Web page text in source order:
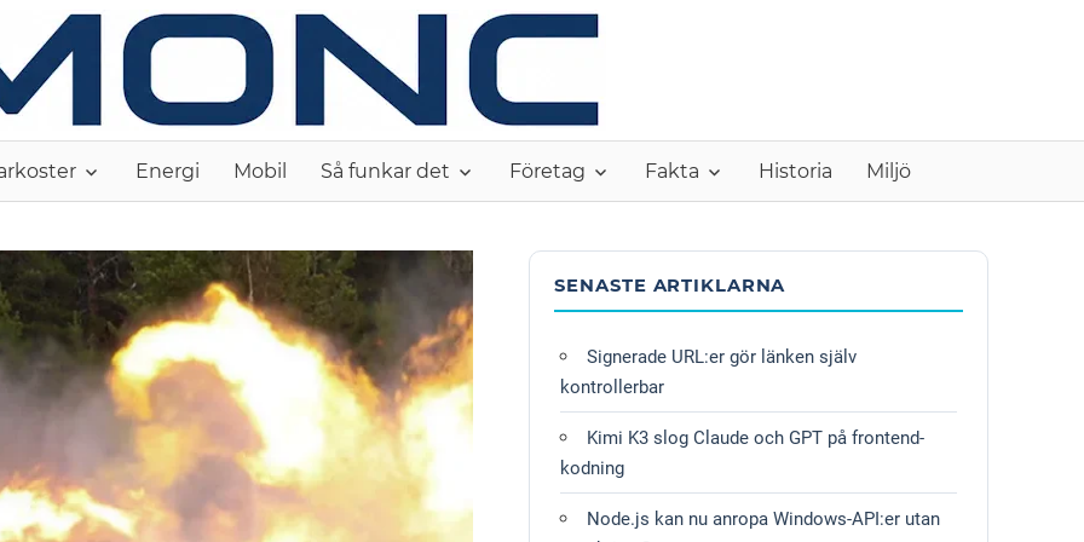
Energi Mobil Så funkar det Företag Fakta Historia Miljö
SENASTE ARTIKLARNA
Signerade URL:er gör länken själv
kontrollerbar
Kimi K3 slog Claude och GPT på frontend-
kodning
Node.js kan nu anropa Windows-API:er utan